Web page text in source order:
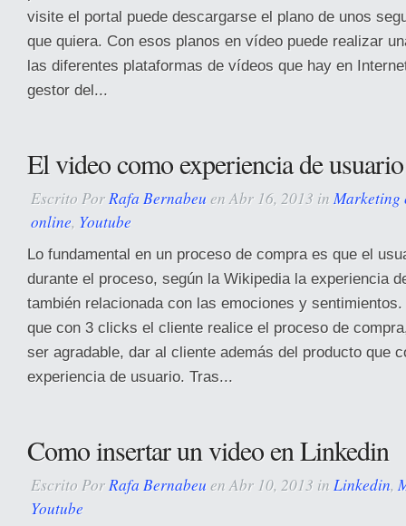
visite el portal puede descargarse el plano de unos
que quiera. Con esos planos en vídeo puede realizar
las diferentes plataformas de vídeos que hay en
gestor del...
El video como experiencia de
Escrito PorRafa Bernabeu en Abr 16, 2013 in Marketing
online, Youtube
Lo fundamental en un proceso de compra es que el
durante el proceso, según la Wikipedia la experiencia
también relacionada con las emociones y
que con 3 clicks el cliente realice el proceso de
ser agradable, dar al cliente además del producto que
experiencia de usuario. Tras...
Como insertar un video en Linkedin
Escrito PorRafa Bernabeu en Abr 10, 2013 in Linkedin,
Youtube